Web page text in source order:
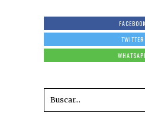
FACEBOOK
TWITTER